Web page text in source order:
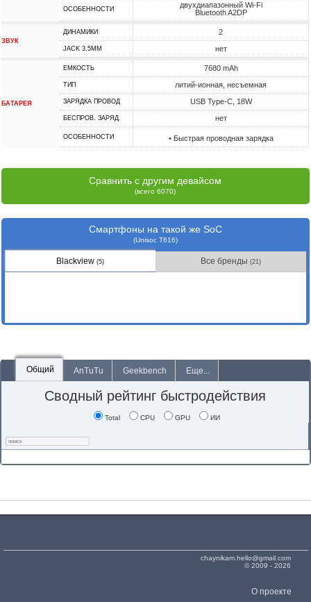
ОСОБЕННОСТИ
двухдиапазонный Wi-Fi
Bluetooth A2DP
ЗВУК
ДИНАМИКИ 2
JACK 3.5MM нет
БАТАРЕЯ
ЕМКОСТЬ 7680 mAh
ТИП литий-ионная, несъемная
ЗАРЯДКА ПРОВОД USB Type-C, 18W
БЕСПРОВ. ЗАРЯД. нет
ОСОБЕННОСТИ • Быстрая проводная зарядка
Сравнить с другим девайсом
(всего 6070)
Смартфоны на такой же SoC
(Unisoc T616)
Blackview(5) Все бренды(21)
Общий AnTuTu Geekbench Еще...
Сводный рейтинг быстродействия
Total CPU GPU ИИ
chaynikam.hello@gmail.com
© 2009 - 2026
О проекте